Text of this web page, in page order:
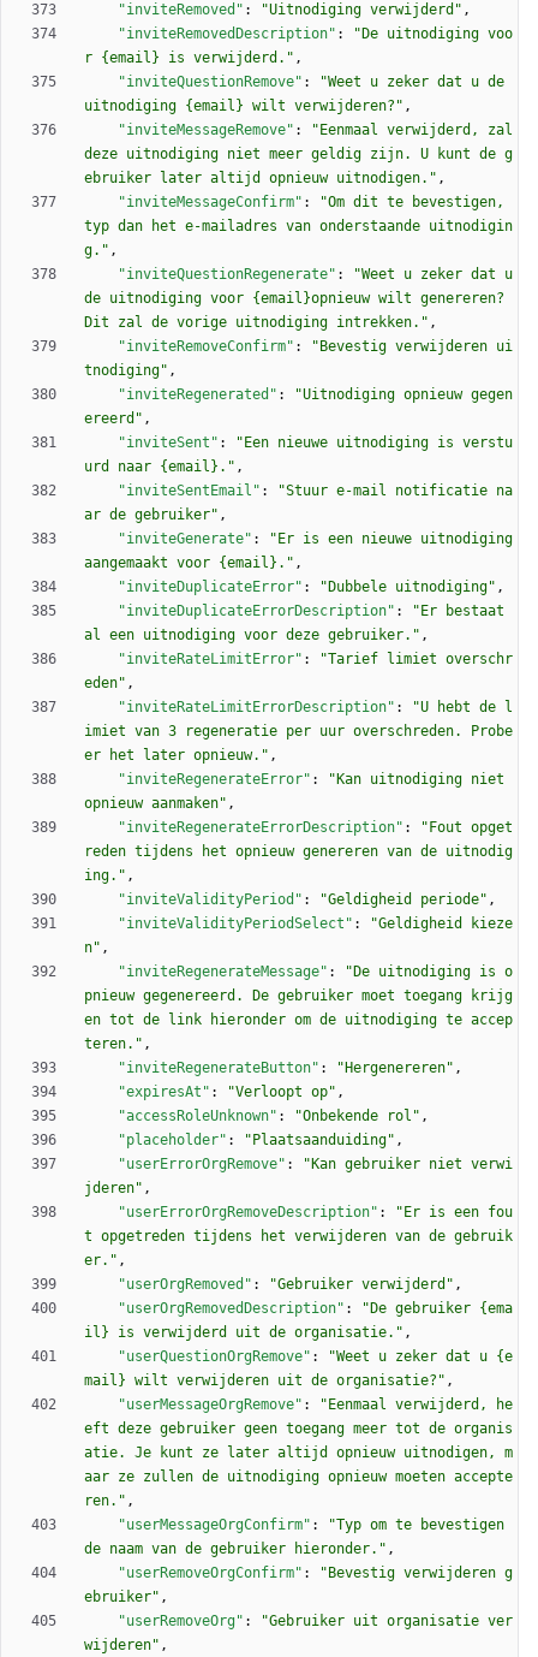
"inviteRemoved" : "Uitnodiging verwijderd" ,
"inviteRemovedDescription" :
"De uitnodiging voo
r {email} is verwijderd." ,
"inviteQuestionRemove" :
"Weet u zeker dat u de
uitnodiging {email} wilt verwijderen?" ,
"inviteMessageRemove" :
"Eenmaal verwijderd, zal
deze uitnodiging niet meer geldig zijn. U kunt de g
ebruiker later altijd opnieuw uitnodigen." ,
"inviteMessageConfirm" :
"Om dit te bevestigen,
typ dan het e-mailadres van onderstaande uitnodigin
g." ,
"inviteQuestionRegenerate" :
"Weet u zeker dat u
de uitnodiging voor {email}opnieuw wilt genereren?
Dit zal de vorige uitnodiging intrekken." ,
"inviteRemoveConfirm" :
"Bevestig verwijderen ui
tnodiging" ,
"inviteRegenerated" :
"Uitnodiging opnieuw gegen
ereerd" ,
"inviteSent" :
"Een nieuwe uitnodiging is verstu
urd naar {email}." ,
"inviteSentEmail" :
"Stuur e-mail notificatie na
ar de gebruiker" ,
"inviteGenerate" :
"Er is een nieuwe uitnodiging
aangemaakt voor {email}." ,
"inviteDuplicateError" : "Dubbele uitnodiging" ,
"inviteDuplicateErrorDescription" :
"Er bestaat
al een uitnodiging voor deze gebruiker." ,
"inviteRateLimitError" :
"Tarief limiet overschr
eden" ,
"inviteRateLimitErrorDescription" :
"U hebt de l
imiet van 3 regeneratie per uur overschreden. Probe
er het later opnieuw." ,
"inviteRegenerateError" :
"Kan uitnodiging niet
opnieuw aanmaken" ,
"inviteRegenerateErrorDescription" :
"Fout opget
reden tijdens het opnieuw genereren van de uitnodig
ing." ,
"inviteValidityPeriod" : "Geldigheid periode" ,
"inviteValidityPeriodSelect" :
"Geldigheid kieze
n" ,
"inviteRegenerateMessage" :
"De uitnodiging is o
pnieuw gegenereerd. De gebruiker moet toegang krijg
en tot de link hieronder om de uitnodiging te accep
teren." ,
"inviteRegenerateButton" : "Hergenereren" ,
"expiresAt" : "Verloopt op" ,
"accessRoleUnknown" : "Onbekende rol" ,
"placeholder" : "Plaatsaanduiding" ,
"userErrorOrgRemove" :
"Kan gebruiker niet verwi
jderen" ,
"userErrorOrgRemoveDescription" :
"Er is een fou
t opgetreden tijdens het verwijderen van de gebruik
er." ,
"userOrgRemoved" : "Gebruiker verwijderd" ,
"userOrgRemovedDescription" :
"De gebruiker {ema
il} is verwijderd uit de organisatie." ,
"userQuestionOrgRemove" :
"Weet u zeker dat u {e
mail} wilt verwijderen uit de organisatie?" ,
"userMessageOrgRemove" :
"Eenmaal verwijderd, he
eft deze gebruiker geen toegang meer tot de organis
atie. Je kunt ze later altijd opnieuw uitnodigen, m
aar ze zullen de uitnodiging opnieuw moeten accepte
ren." ,
"userMessageOrgConfirm" :
"Typ om te bevestigen
de naam van de gebruiker hieronder." ,
"userRemoveOrgConfirm" :
"Bevestig verwijderen g
ebruiker" ,
"userRemoveOrg" :
"Gebruiker uit organisatie ver
wijderen" ,